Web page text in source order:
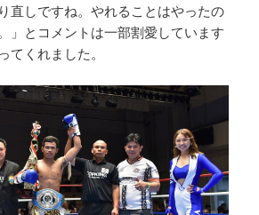
直しですね。やれることはやったの
」とコメントは一部割愛しています
てくれました。